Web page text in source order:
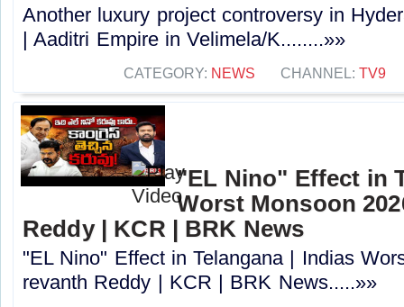
Another luxury project controversy in
| Aaditri Empire in Velimela/K........»»
CATEGORY: NEWS CHANNEL: TV9
"EL Nino" Effect in
Worst Monsoon
Reddy | KCR | BRK News
"EL Nino" Effect in Telangana | Indias
revanth Reddy | KCR | BRK News.....»»